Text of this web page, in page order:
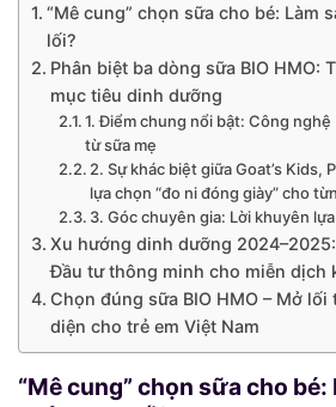
“Mê cung” chọn sữa cho bé: Làm
lối?
Phân biệt ba dòng sữa BIO HMO:
mục tiêu dinh dưỡng
1. Điểm chung nổi bật: Công nghệ
từ sữa mẹ
2. Sự khác biệt giữa Goat’s Kids,
lựa chọn “đo ni đóng giày” cho
3. Góc chuyên gia: Lời khuyên
Xu hướng dinh dưỡng
Đầu tư thông minh cho miễn dịch
Chọn đúng sữa BIO HMO – Mở
diện cho trẻ em Việt Nam
“Mê cung” chọn sữa cho bé: